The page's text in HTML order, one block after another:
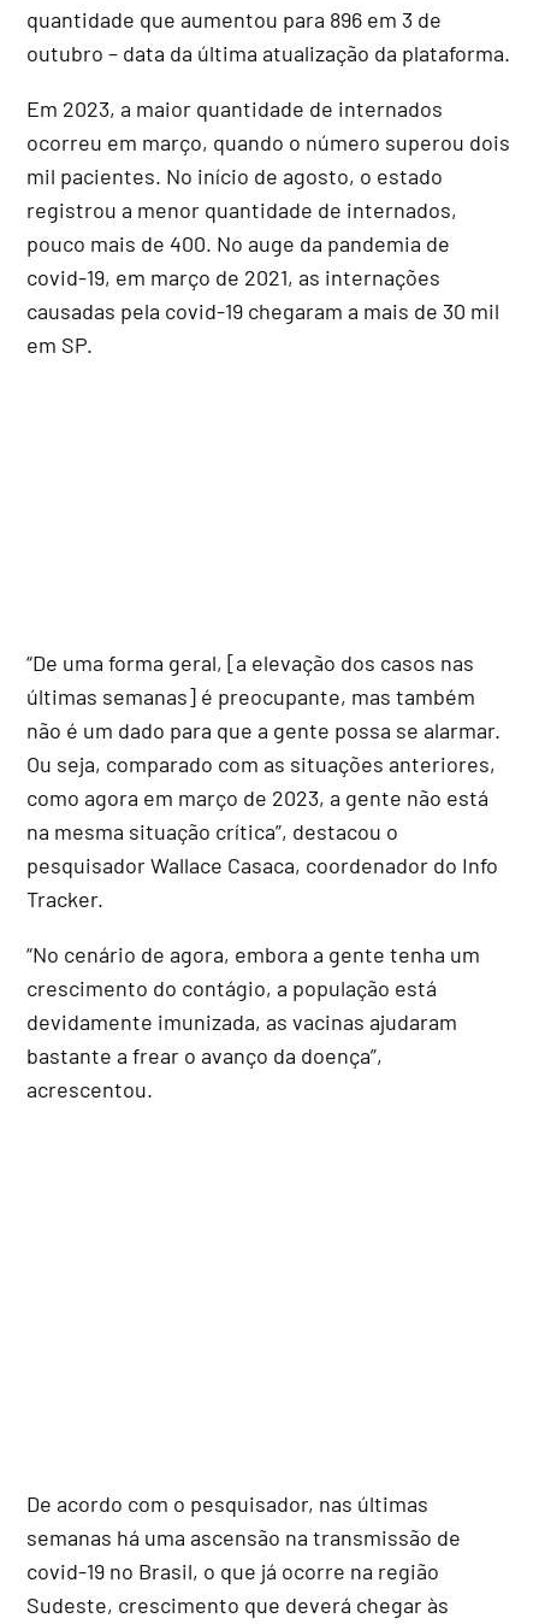
quantidade que aumentou para 896 em 3 de
outubro – data da última atualização da plataforma.
Em 2023, a maior quantidade de internados
ocorreu em março, quando o número superou dois
mil pacientes. No início de agosto, o estado
registrou a menor quantidade de internados,
pouco mais de 400. No auge da pandemia de
covid-19, em março de 2021, as internações
causadas pela covid-19 chegaram a mais de 30 mil
em SP.
“De uma forma geral, [a elevação dos casos nas
últimas semanas] é preocupante, mas também
não é um dado para que a gente possa se alarmar.
Ou seja, comparado com as situações anteriores,
como agora em março de 2023, a gente não está
na mesma situação crítica”, destacou o
pesquisador Wallace Casaca, coordenador do Info
Tracker.
“No cenário de agora, embora a gente tenha um
crescimento do contágio, a população está
devidamente imunizada, as vacinas ajudaram
bastante a frear o avanço da doença”,
acrescentou.
De acordo com o pesquisador, nas últimas
semanas há uma ascensão na transmissão de
covid-19 no Brasil, o que já ocorre na região
Sudeste, crescimento que deverá chegar às